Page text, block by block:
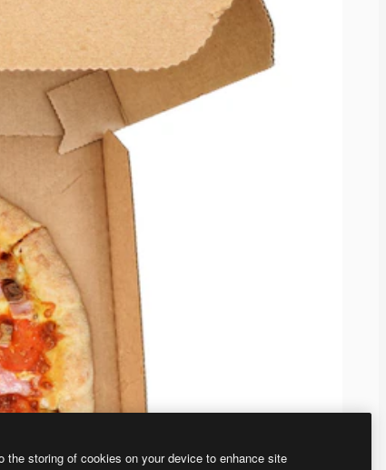
the storing of cookies on your device to enhance site